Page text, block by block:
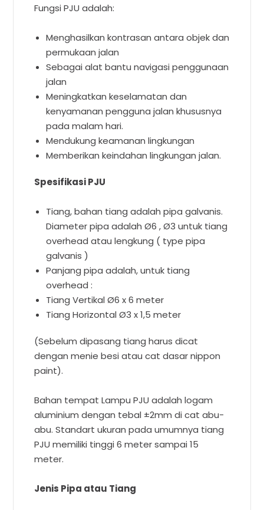
Fungsi PJU adalah:
Menghasilkan kontrasan antara objek dan
permukaan jalan
Sebagai alat bantu navigasi penggunaan
jalan
Meningkatkan keselamatan dan
kenyamanan pengguna jalan khususnya
pada malam hari.
Mendukung keamanan lingkungan
Memberikan keindahan lingkungan jalan.
Spesifikasi PJU
Tiang, bahan tiang adalah pipa galvanis.
Diameter pipa adalah Ø6 , Ø3 untuk tiang
overhead atau lengkung ( type pipa
galvanis )
Panjang pipa adalah, untuk tiang
overhead :
Tiang Vertikal Ø6 x 6 meter
Tiang Horizontal Ø3 x 1,5 meter
(Sebelum dipasang tiang harus dicat
dengan menie besi atau cat dasar nippon
paint).
Bahan tempat Lampu PJU adalah logam
aluminium dengan tebal ±2mm di cat abu-
abu. Standart ukuran pada umumnya tiang
PJU memiliki tinggi 6 meter sampai 15
meter.
Jenis Pipa atau Tiang